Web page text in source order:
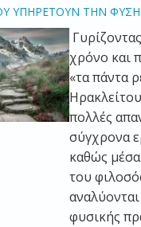
ΥΠΗΡΕΤΟΥΝ ΤΗΝ ΦΥΣΗ
χρόνο και
«τα πάντα
πολλές
σύγχρονα
καθώς
του
φυσικής